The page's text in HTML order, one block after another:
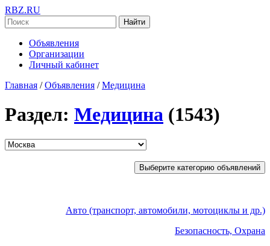
RBZ.RU
Найти
Объявления
Организации
Личный кабинет
Главная / Объявления / Медицина
Раздел: Медицина (1543)
Выберите категорию объявлений
Авто (транспорт, автомобили, мотоциклы и др.)
Безопасность, Охрана